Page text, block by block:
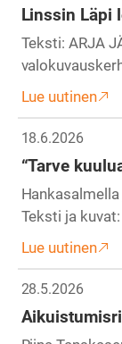
Linssin Läpi
Teksti: ARJA
Lue uutinen
18.6.2026
“Tarve
Teksti ja
Lue uutinen
28.5.2026